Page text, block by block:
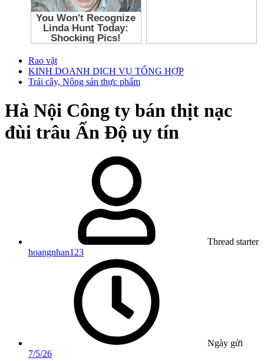
Rao vặt
KINH DOANH DỊCH VỤ TỔNG HỢP
Trái cây, Nông sản thực phẩm
Hà Nội Công ty bán thịt nạc
đùi trâu Ấn Độ uy tín
Thread starter
hoangnhan123
Ngày gửi
7/5/26